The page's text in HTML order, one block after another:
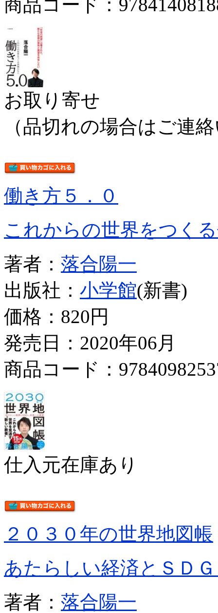
商品コード：
お取り寄せ
（品切れの場合はご連
働き方５．０
これからの世界をつく
著者： 落合陽一
出版社： 小学館(新書)
価格： 820円
発売日：2020年06月
商品コード：
仕入元在庫あり
２０３０年の世界地図帳
あたらしい経済とＳＤ
著者： 落合陽一